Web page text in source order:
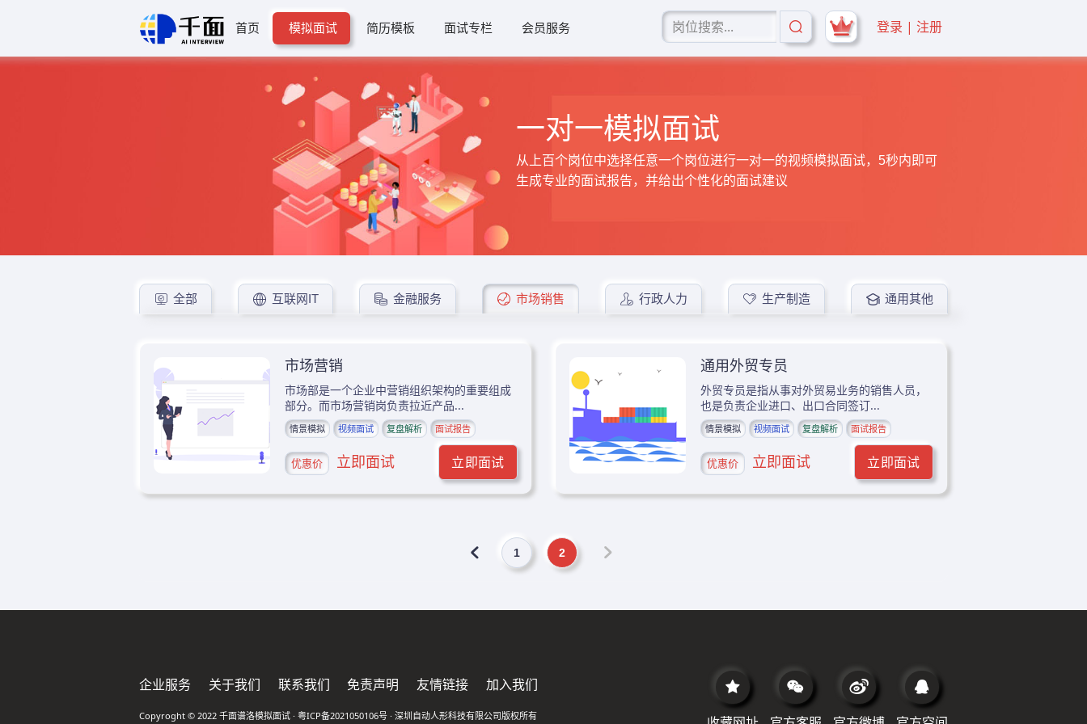
首页 模拟面试 简历模板 面试专栏 会员服务 登录 | 注册
一对一模拟面试
从上百个岗位中选择任意一个岗位进行一对一的视频模拟面试，5秒内即可
生成专业的面试报告，并给出个性化的面试建议
全部 互联网IT 金融服务 市场销售 行政人力 生产制造 通用其他
市场营销
市场部是一个企业中营销组织架构的重要组成
部分。而市场营销岗负责拉近产品...
情景模拟 视频面试 复盘解析 面试报告
优惠价 立即面试 立即面试
通用外贸专员
外贸专员是指从事对外贸易业务的销售人员，
也是负责企业进口、出口合同签订...
情景模拟 视频面试 复盘解析 面试报告
优惠价 立即面试 立即面试
1 2
企业服务 关于我们 联系我们 免责声明 友情链接 加入我们
Copyroght © 2022 千面谱洛模拟面试 · 粤ICP备2021050106号 · 深圳自动人形科技有限公司版权所有